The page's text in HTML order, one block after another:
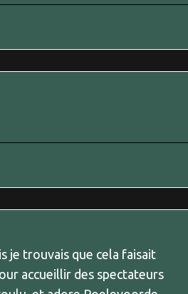
je trouvais que cela faisait
accueillir des spectateurs